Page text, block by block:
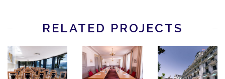
RELATED PROJECTS